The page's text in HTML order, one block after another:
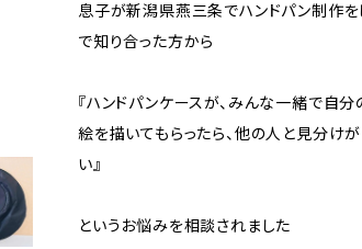
息子が新潟県燕三条でハンドパン制作を
で知り合った方から
『ハンドパンケースが、みんな一緒で自分
絵を描いてもらったら、他の人と見分け
い』
というお悩みを相談されました